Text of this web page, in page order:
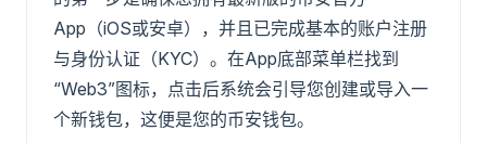
App（iOS或安卓），并且已完成基本的账户注册
与身份认证（KYC）。在App底部菜单栏找到
“Web3”图标，点击后系统会引导您创建或导入一
个新钱包，这便是您的币安钱包。